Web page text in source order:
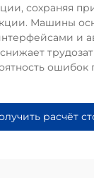
сохраняя
Машины
и
ошибок
расчёт